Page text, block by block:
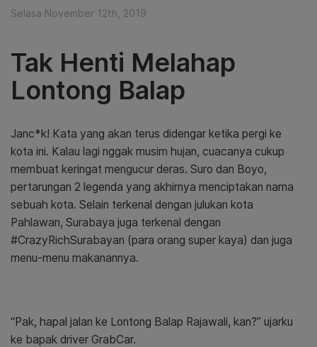
Selasa November 12th, 2019
Tak Henti Melahap
Lontong Balap
Janc*k! Kata yang akan terus didengar ketika pergi ke
kota ini. Kalau lagi nggak musim hujan, cuacanya cukup
membuat keringat mengucur deras. Suro dan Boyo,
pertarungan 2 legenda yang akhirnya menciptakan nama
sebuah kota. Selain terkenal dengan julukan kota
Pahlawan, Surabaya juga terkenal dengan
#CrazyRichSurabayan (para orang super kaya) dan juga
menu-menu makanannya.
“Pak, hapal jalan ke Lontong Balap Rajawali, kan?” ujarku
ke bapak driver GrabCar.